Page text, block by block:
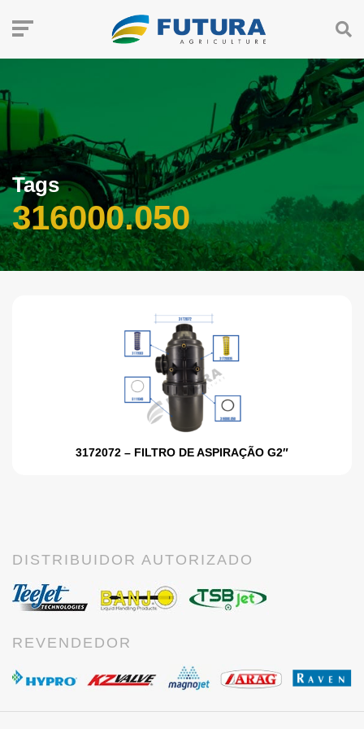
Tags
316000.050
3172072 – FILTRO DE ASPIRAÇÃO G2″
DISTRIBUIDOR AUTORIZADO
REVENDEDOR